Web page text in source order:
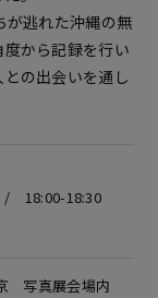
が逃れた沖縄の無
から記録を行い
の出会いを通し
18:00-18:30
写真展会場内